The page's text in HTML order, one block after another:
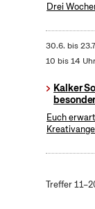
Drei
30.6. bis
10 bis 14 Uhr
Kalker
Euch
Treffer